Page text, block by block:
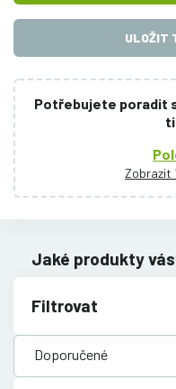
ULOŽIT
Potřebujete poradit
Zobrazit
Jaké produkty
Filtrovat